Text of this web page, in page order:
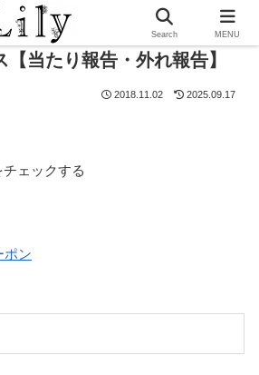
【当たり報告・外れ報告】
2018.11.02 2025.09.17
ェックする
Search MENU